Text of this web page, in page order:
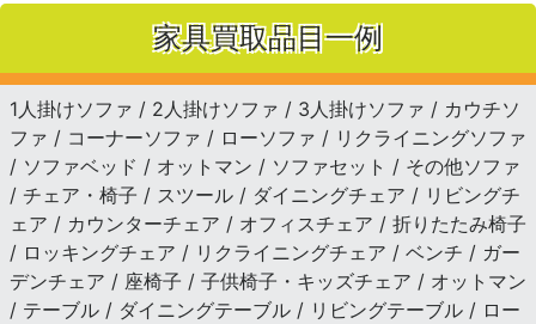
家具買取品目一例
1人掛けソファ / 2人掛けソファ / 3人掛けソファ / カウチソ
ファ / コーナーソファ / ローソファ / リクライニングソファ
/ ソファベッド / オットマン / ソファセット / その他ソファ
/ チェア・椅子 / スツール / ダイニングチェア / リビングチ
ェア / カウンターチェア / オフィスチェア / 折りたたみ椅子
/ ロッキングチェア / リクライニングチェア / ベンチ / ガー
デンチェア / 座椅子 / 子供椅子・キッズチェア / オットマン
/ テーブル / ダイニングテーブル / リビングテーブル / ロー